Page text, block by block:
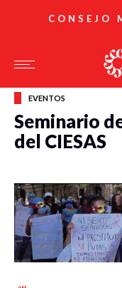
CONSEJO
EVENTOS
Seminario
del CIESAS